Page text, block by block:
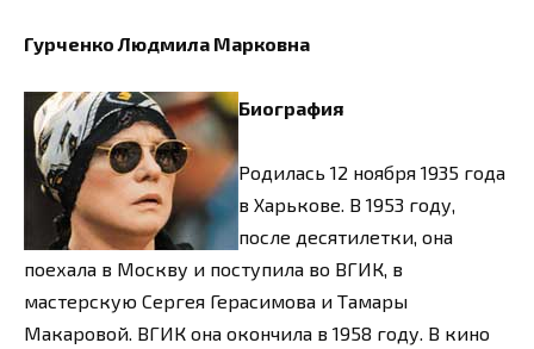
Гурченко Людмила Марковна
Биография
Родилась 12 ноября 1935 года
в Харькове. В 1953 году,
после десятилетки, она
поехала в Москву и поступила во ВГИК, в
мастерскую Сергея Герасимова и Тамары
Макаровой. ВГИК она окончила в 1958 году. В кино